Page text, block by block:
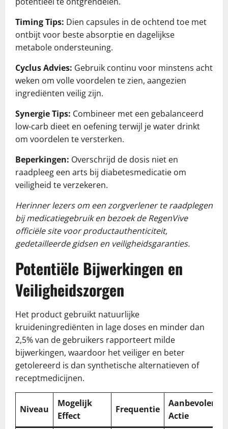
Timing Tips: Dien capsules in de ochtend toe met
ontbijt voor beste absorptie en dagelijkse
metabole ondersteuning.
Cyclus Advies: Gebruik continu voor minstens acht
weken om volle voordelen te zien, aangezien
ingrediënten veilig zijn.
Synergie Tips: Combineer met een gebalanceerd
low-carb dieet en oefening terwijl je water drinkt
om voordelen te versterken.
Beperkingen: Overschrijd de dosis niet en
raadpleeg een arts bij diabetesmedicatie om
veiligheid te verzekeren.
Herinner lezers om een zorgverlener te raadplegen
bij medicatiegebruik en bezoek de RegenVive
officiële site voor productauthenticiteit,
gedetailleerde gidsen en veiligheidsgaranties.
Potentiële Bijwerkingen en
Veiligheidszorgen
Het product gebruikt natuurlijke
kruideningrediënten in lage doses en minder dan
2,5% van de gebruikers rapporteert milde
bijwerkingen, waardoor het veiliger en beter
getolereerd is dan synthetische alternatieven of
receptmedicijnen.
Niveau
Mogelijk
Effect
Frequentie
Aanbevolen
Actie